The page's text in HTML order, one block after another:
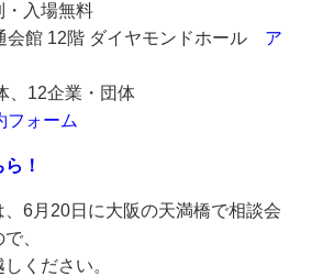
入場無料
会館 12階 ダイヤモンドホール ア
、12企業・団体
フォーム
！
6月20日に大阪の天満橋で相談会
、
ください。